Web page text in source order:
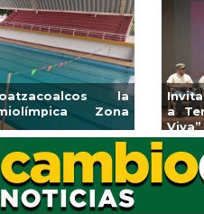
de Xalapa
Mercadito
2026